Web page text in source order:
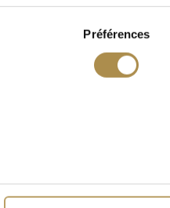
Préférences